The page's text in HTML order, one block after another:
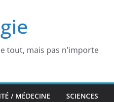
tout, mais pas n'importe
/ MÉDECINE SCIENCES